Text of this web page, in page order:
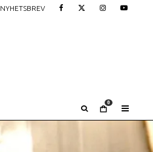
NYHETSBREV
0